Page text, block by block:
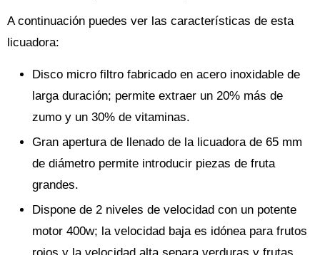
A continuación puedes ver las características de esta
licuadora:
Disco micro filtro fabricado en acero inoxidable de
larga duración; permite extraer un 20% más de
zumo y un 30% de vitaminas.
Gran apertura de llenado de la licuadora de 65 mm
de diámetro permite introducir piezas de fruta
grandes.
Dispone de 2 niveles de velocidad con un potente
motor 400w; la velocidad baja es idónea para frutos